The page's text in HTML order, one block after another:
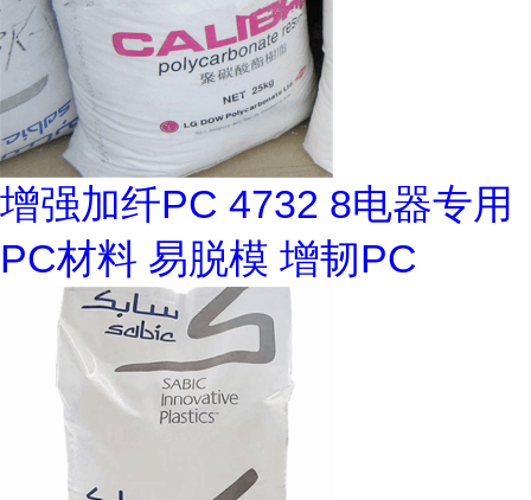
增强加纤PC 4732 8电器专用
PC材料 易脱模 增韧PC